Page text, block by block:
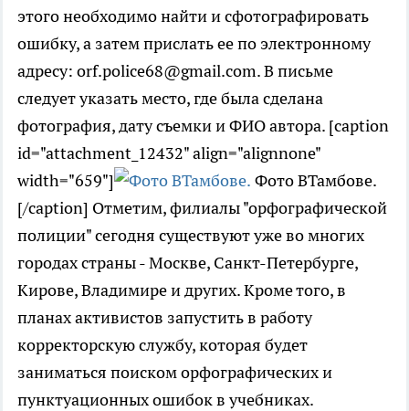
этого необходимо найти и сфотографировать
ошибку, а затем прислать ее по электронному
адресу: orf.police68@gmail.com. В письме
следует указать место, где была сделана
фотография, дату съемки и ФИО автора. [caption
id="attachment_12432" align="alignnone"
width="659"]
Фото ВТамбове.
[/caption] Отметим, филиалы "орфографической
полиции" сегодня существуют уже во многих
городах страны - Москве, Санкт-Петербурге,
Кирове, Владимире и других. Кроме того, в
планах активистов запустить в работу
корректорскую службу, которая будет
заниматься поиском орфографических и
пунктуационных ошибок в учебниках.